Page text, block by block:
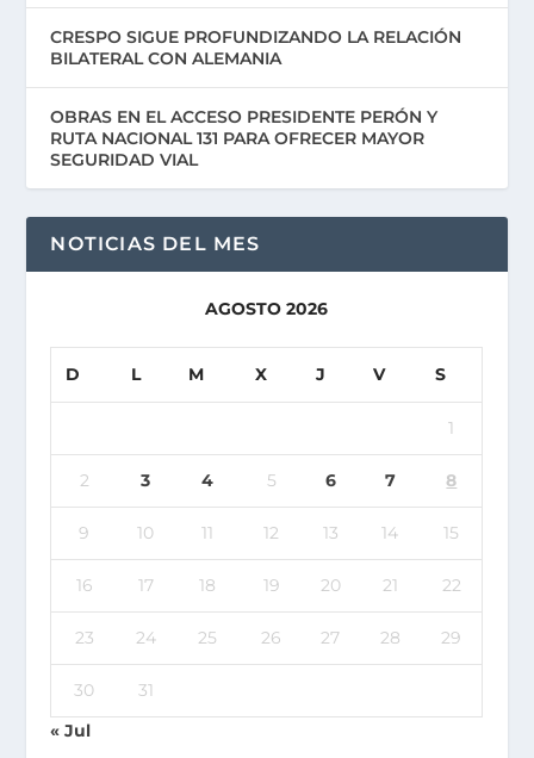
CRESPO SIGUE PROFUNDIZANDO LA RELACIÓN
BILATERAL CON ALEMANIA
OBRAS EN EL ACCESO PRESIDENTE PERÓN Y
RUTA NACIONAL 131 PARA OFRECER MAYOR
SEGURIDAD VIAL
NOTICIAS DEL MES
AGOSTO 2026
D L M X J V S
1
2 3 4 5 6 7 8
9 10 11 12 13 14 15
16 17 18 19 20 21 22
23 24 25 26 27 28 29
30
31
« Jul